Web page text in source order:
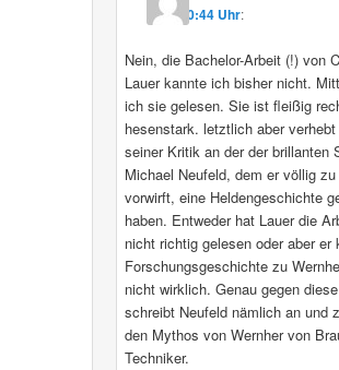
20:44 Uhr:
Nein, die Bachelor-Arbeit (!) von
Lauer kannte ich bisher nicht.
ich sie gelesen. Sie ist fleißig
hesenstark. letztlich aber
seiner Kritik an der der brillanten
Michael Neufeld, dem er völlig
vorwirft, eine Heldengeschichte
haben. Entweder hat Lauer die
nicht richtig gelesen oder aber er
Forschungsgeschichte zu
nicht wirklich. Genau gegen
schreibt Neufeld nämlich an und
den Mythos von Wernher von
Techniker.